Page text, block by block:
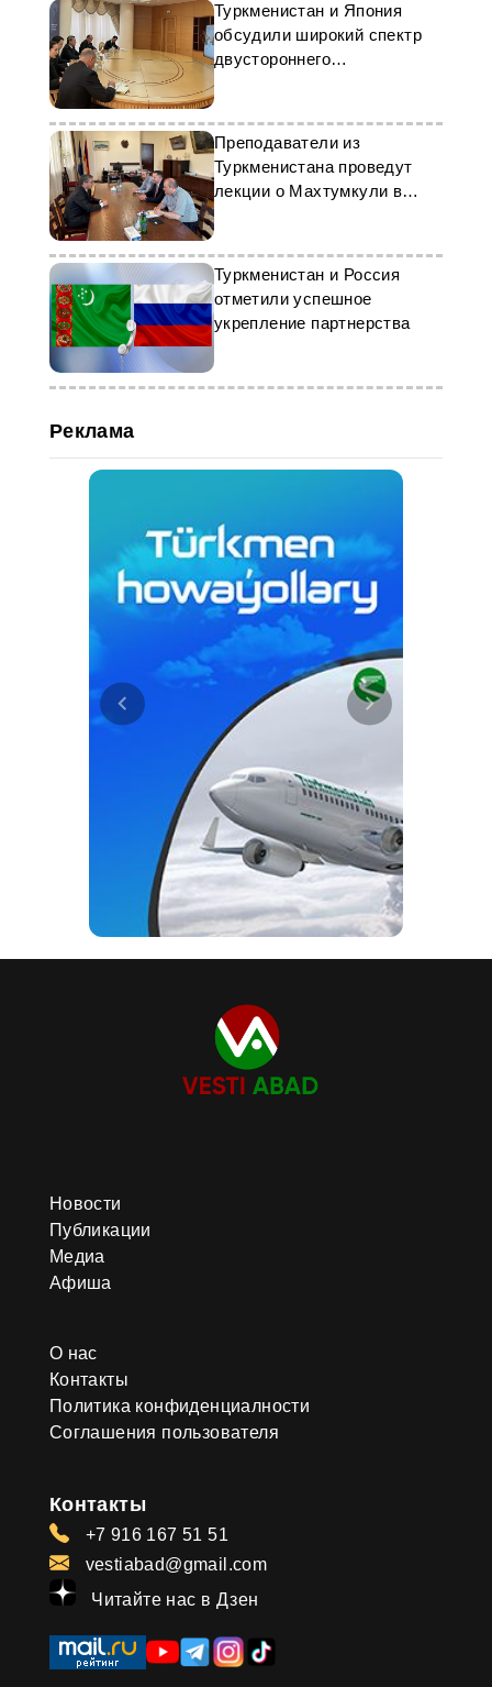
Туркменистан и Япония
обсудили широкий спектр
двустороннего
сотрудничества
Преподаватели из
Туркменистана проведут
лекции о Махтумкули в
Армении
Туркменистан и Россия
отметили успешное
укрепление партнерства
Реклама
Новости
Публикации
Медиа
Афиша
О нас
Контакты
Политика конфиденциалности
Соглашения пользователя
Контакты
+7 916 167 51 51
vestiabad@gmail.com
Читайте нас в Дзен